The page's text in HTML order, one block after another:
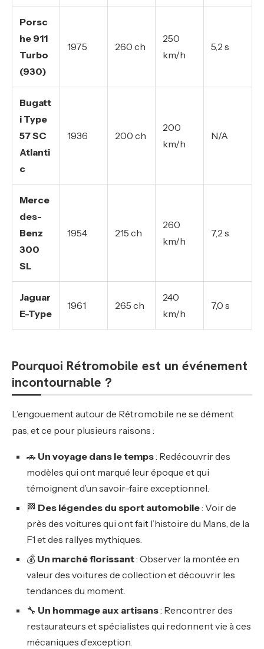
Porsc
he 911
Turbo
(930)
1975 260 ch
250
km/h
5,2 s
Bugatt
i Type
57 SC
Atlanti
c
1936 200 ch
200
km/h
N/A
Merce
des-
Benz
300
SL
1954 215 ch
260
km/h
7,2 s
Jaguar
E-Type
1961 265 ch
240
km/h
7,0 s
Pourquoi Rétromobile est un événement
incontournable ?
L’engouement autour de Rétromobile ne se dément
pas, et ce pour plusieurs raisons :
🚗 Un voyage dans le temps: Redécouvrir des
modèles qui ont marqué leur époque et qui
témoignent d’un savoir-faire exceptionnel.
🏁 Des légendes du sport automobile: Voir de
près des voitures qui ont fait l’histoire du Mans, de la
F1 et des rallyes mythiques.
💰 Un marché florissant: Observer la montée en
valeur des voitures de collection et découvrir les
tendances du moment.
🔧 Un hommage aux artisans: Rencontrer des
restaurateurs et spécialistes qui redonnent vie à ces
mécaniques d’exception.